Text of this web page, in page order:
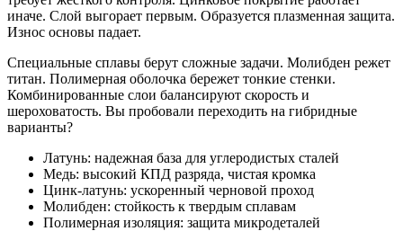
иначе. Слой выгорает первым. Образуется плазменная защита.
Износ основы падает.
Специальные сплавы берут сложные задачи. Молибден режет
титан. Полимерная оболочка бережет тонкие стенки.
Комбинированные слои балансируют скорость и
шероховатость. Вы пробовали переходить на гибридные
варианты?
Латунь: надежная база для углеродистых сталей
Медь: высокий КПД разряда, чистая кромка
Цинк-латунь: ускоренный черновой проход
Молибден: стойкость к твердым сплавам
Полимерная изоляция: защита микродеталей